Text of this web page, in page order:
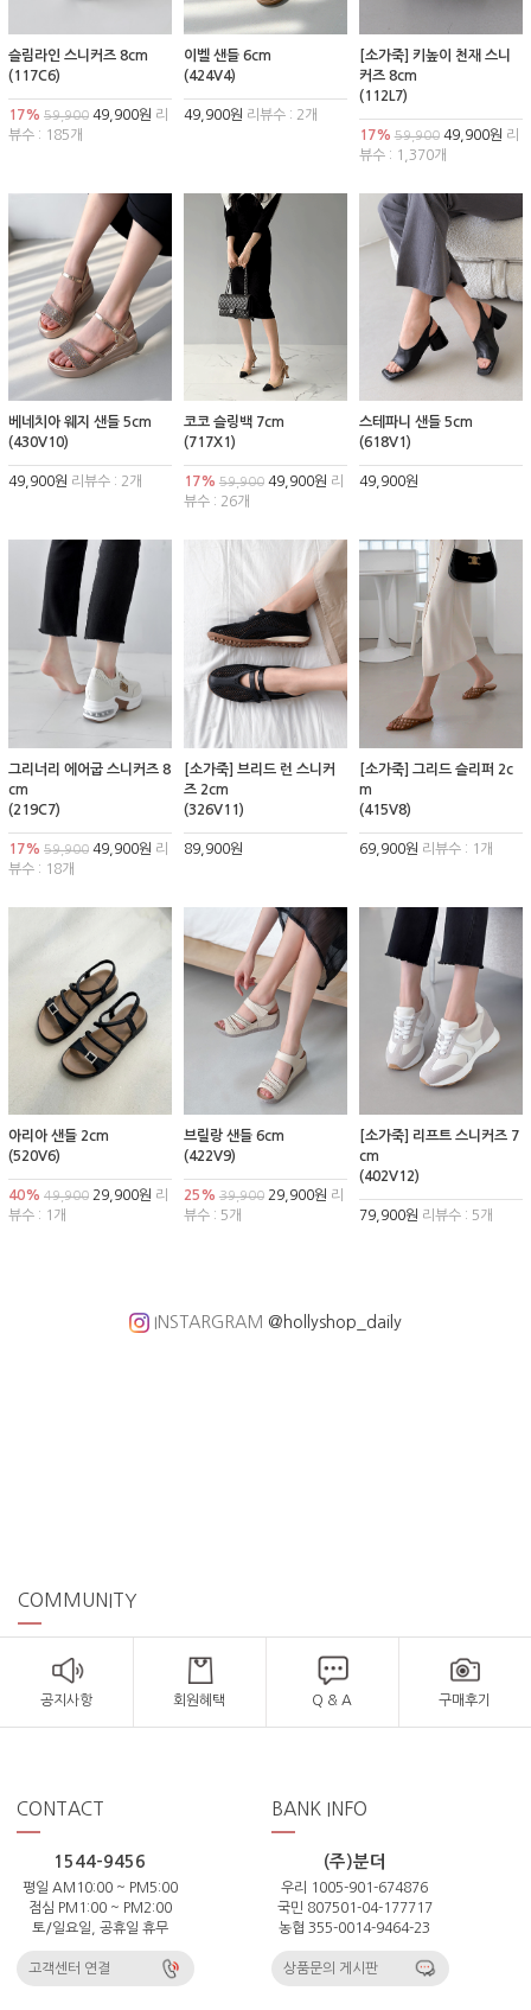
슬림라인 스니커즈 8cm
(117C6)
17% 59,900 49,900원 리
뷰수 : 185개
이벨 샌들 6cm
(424V4)
49,900원 리뷰수 : 2개
[소가죽] 키높이 천재 스니
커즈 8cm
(112L7)
17% 59,90049,900원 리
뷰수 : 1,370개
베네치아 웨지 샌들 5cm
(430V10)
49,900원 리뷰수 : 2개
코코 슬링백 7cm
(717X1)
17% 59,90049,900원 리
뷰수 : 26개
스테파니 샌들 5cm
(618V1)
49,900원
그리너리 에어굽 스니커즈 8
cm
(219C7)
17% 59,900 49,900원 리
뷰수 : 18개
[소가죽] 브리드 런 스니커
즈 2cm
(326V11)
89,900원
[소가죽] 그리드 슬리퍼 2c
m
(415V8)
69,900원 리뷰수 : 1개
아리아 샌들 2cm
(520V6)
40% 49,900 29,900원 리
뷰수 : 1개
브릴랑 샌들 6cm
(422V9)
25% 39,90029,900원 리
뷰수 : 5개
[소가죽] 리프트 스니커즈 7
cm
(402V12)
79,900원 리뷰수 : 5개
INSTARGRAM @hollyshop_daily
COMMUNITY
공지사항 회원혜택 Q & A 구매후기
CONTACT
1544-9456
평일 AM10:00 ~ PM5:00
점심 PM1:00 ~ PM2:00
토/일요일, 공휴일 휴무
고객센터 연결
BANK INFO
(주)분더
우리 1005-901-674876
국민 807501-04-177717
농협 355-0014-9464-23
상품문의 게시판